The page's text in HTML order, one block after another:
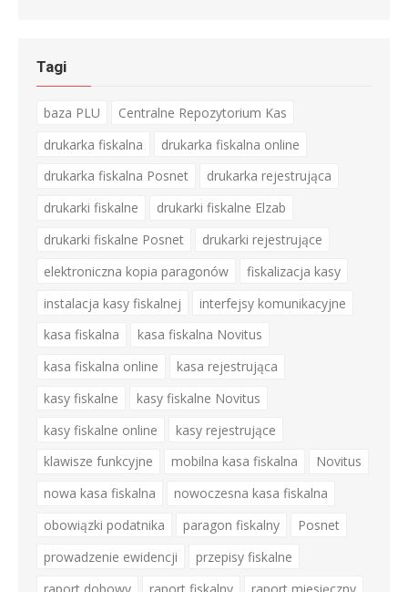
Tagi
baza PLU
Centralne Repozytorium Kas
drukarka fiskalna
drukarka fiskalna online
drukarka fiskalna Posnet
drukarka rejestrująca
drukarki fiskalne
drukarki fiskalne Elzab
drukarki fiskalne Posnet
drukarki rejestrujące
elektroniczna kopia paragonów
fiskalizacja kasy
instalacja kasy fiskalnej
interfejsy komunikacyjne
kasa fiskalna
kasa fiskalna Novitus
kasa fiskalna online
kasa rejestrująca
kasy fiskalne
kasy fiskalne Novitus
kasy fiskalne online
kasy rejestrujące
klawisze funkcyjne
mobilna kasa fiskalna
Novitus
nowa kasa fiskalna
nowoczesna kasa fiskalna
obowiązki podatnika
paragon fiskalny
Posnet
prowadzenie ewidencji
przepisy fiskalne
raport dobowy
raport fiskalny raport miesięczny